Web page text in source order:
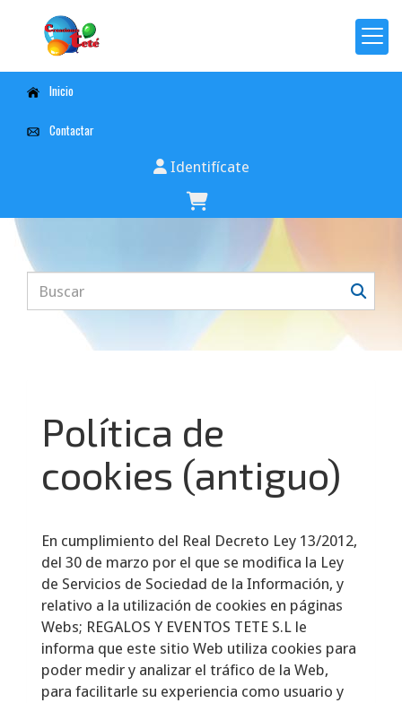
Inicio
Contactar
Identifícate
Política de
cookies (antiguo)
En cumplimiento del Real Decreto Ley 13/2012,
del 30 de marzo por el que se modifica la Ley
de Servicios de Sociedad de la Información, y
relativo a la utilización de cookies en páginas
Webs; REGALOS Y EVENTOS TETE S.L le
informa que este sitio Web utiliza cookies para
poder medir y analizar el tráfico de la Web,
para facilitarle su experiencia como usuario y